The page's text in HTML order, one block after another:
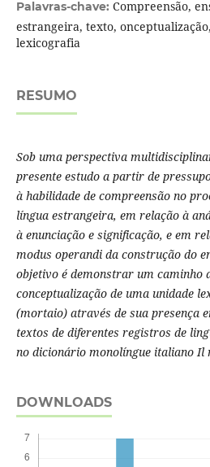
Palavras-chave: Compreensão,
estrangeira, texto,
lexicografia
RESUMO
Sob uma perspectiva
presente estudo a partir de
à habilidade de compreensão no
língua estrangeira, em relação à
à enunciação e significação, e em
modus operandi da construção do
objetivo é demonstrar um caminho
conceptualização de uma unidade
(mortaio) através de sua presença
textos de diferentes registros de
no dicionário monolíngue italiano Il
DOWNLOADS